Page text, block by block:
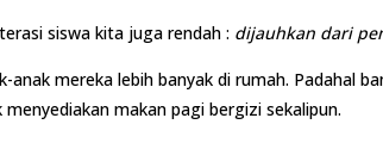
siswa kita juga rendah : dijauhkan dari
mereka lebih banyak di rumah. Padahal
makan pagi bergizi sekalipun.